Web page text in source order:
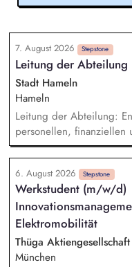
7. August 2026 Stepstone
Leitung der
Stadt Hameln
Hameln
Leitung der Abteilung:
personellen, finanziellen
Angelegenheiten,
Ressourceneinsatzes
konzeptioneller Aufbau
und Positionierung des
Verwaltungsorganisation,
Steuerung und
Klimaanpassung,
Energiemanagement.
6. August 2026 Stepstone
Werkstudent (m/w/d)
Elektromobilität
Thüga Aktiengesellschaft
München